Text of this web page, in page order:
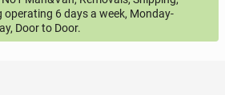
operating 6 days a week, Monday-
Door to Door.